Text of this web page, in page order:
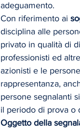
adeguamento.
Con riferimento ai
disciplina alle
privato in qualità di
professionisti ed
azionisti e le
rappresentanza,
persone segnalanti
il periodo di prova o
Oggetto della